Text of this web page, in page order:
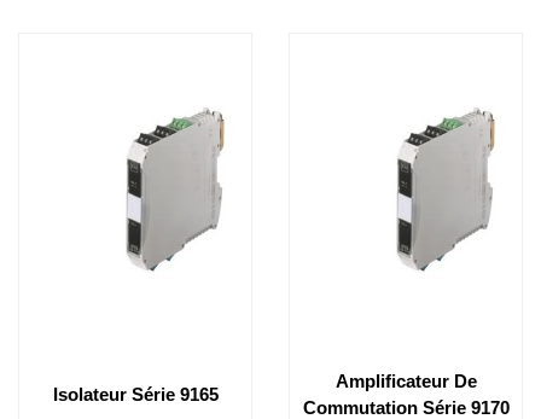
Isolateur Série 9165
Amplificateur De
Commutation Série 9170